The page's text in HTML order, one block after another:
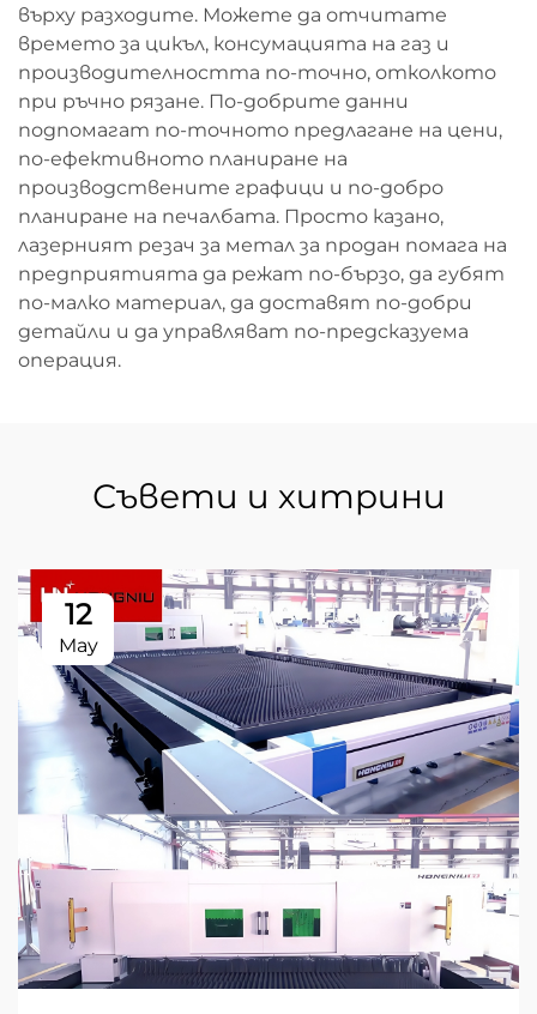
върху разходите. Можете да отчитате
времето за цикъл, консумацията на газ и
производителността по-точно, отколкото
при ръчно рязане. По-добрите данни
подпомагат по-точното предлагане на цени,
по-ефективното планиране на
производствените графици и по-добро
планиране на печалбата. Просто казано,
лазерният резач за метал за продан помага на
предприятията да режат по-бързо, да губят
по-малко материал, да доставят по-добри
детайли и да управляват по-предсказуема
операция.
Съвети и хитрини
12
May